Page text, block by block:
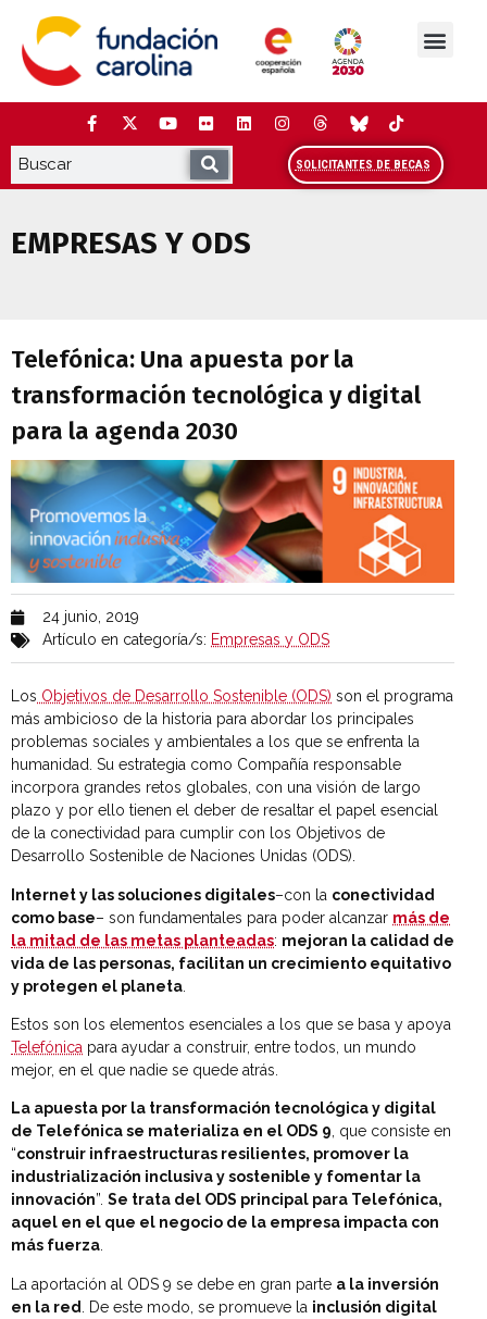
contenido
SOLICITANTES DE BECAS
EMPRESAS Y ODS
Telefónica: Una apuesta por la
transformación tecnológica y digital
para la agenda 2030
24 junio, 2019
Artículo en categoría/s: Empresas y ODS
Los Objetivos de Desarrollo Sostenible (ODS) son el programa
más ambicioso de la historia para abordar los principales
problemas sociales y ambientales a los que se enfrenta la
humanidad. Su estrategia como Compañía responsable
incorpora grandes retos globales, con una visión de largo
plazo y por ello tienen el deber de resaltar el papel esencial
de la conectividad para cumplir con los Objetivos de
Desarrollo Sostenible de Naciones Unidas (ODS).
Internet y las soluciones digitales–con la conectividad
como base– son fundamentales para poder alcanzar más de
la mitad de las metas planteadas: mejoran la calidad de
vida de las personas, facilitan un crecimiento equitativo
y protegen el planeta
Estos son los elementos esenciales a los que se basa y apoya
Telefónica para ayudar a construir, entre todos, un mundo
mejor, en el que nadie se quede atrás.
La apuesta por la transformación tecnológica y digital
de Telefónica se materializa en el ODS 9, que consiste en
“construir infraestructuras resilientes, promover la
industrialización inclusiva y sostenible y fomentar la
innovación”. Se trata del ODS principal para Telefónica,
aquel en el que el negocio de la empresa impacta con
más fuerza.
La aportación al ODS 9 se debe en gran parte a la inversión
en la red
. De este modo, se promueve la inclusión digital